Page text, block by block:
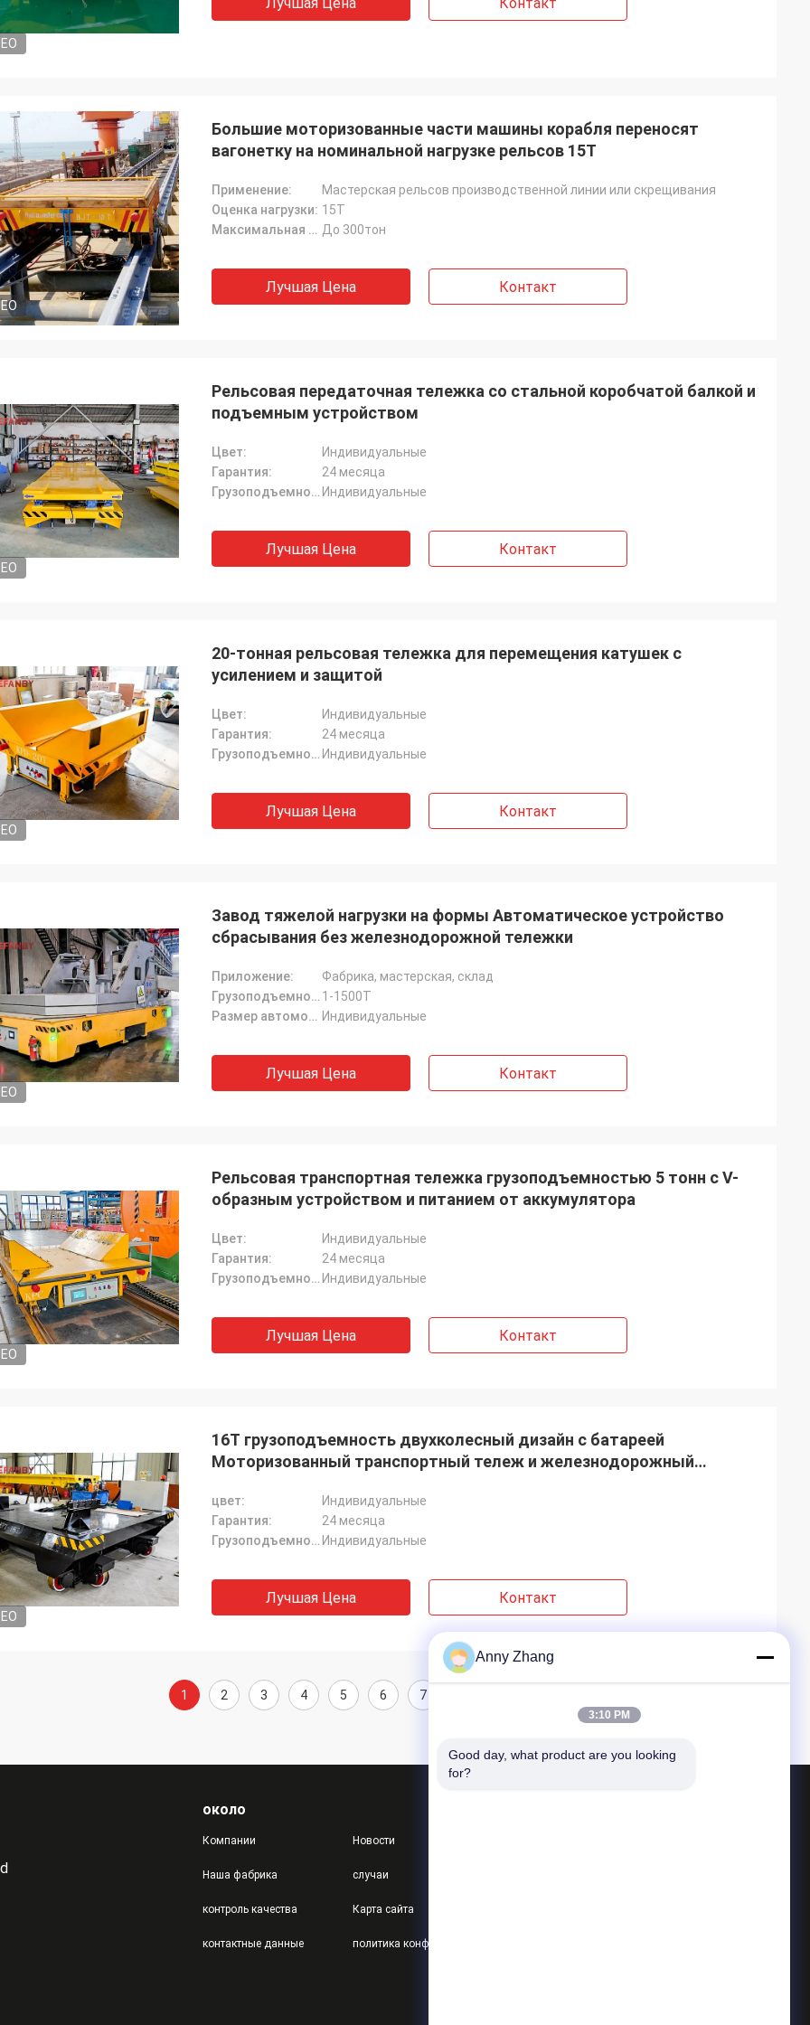
начинал работать в нашей
радостной для того чтобы
сотрудничество с вами.
Большие моторизованные части машины корабля переносят
вагонетку на номинальной нагрузке рельсов 15Т
Применение:
Мастерская рельсов производственной линии или скрещивания
Оценка нагрузки: 15T
Максимальная емкость: До 300тон
Лучшая Цена Контакт
Рельсовая передаточная тележка со стальной коробчатой балкой и
подъемным устройством
Цвет:
Индивидуальные
Гарантия:
24 месяца
Грузоподъемность: Индивидуальные
Лучшая Цена Контакт
20-тонная рельсовая тележка для перемещения катушек с
усилением и защитой
Цвет:
Индивидуальные
Гарантия:
24 месяца
Грузоподъемность: Индивидуальные
Лучшая Цена Контакт
Завод тяжелой нагрузки на формы Автоматическое устройство
сбрасывания без железнодорожной тележки
Приложение:
Фабрика, мастерская, склад
Грузоподъемность: 1-1500T
Размер автомобиля: Индивидуальные
Лучшая Цена Контакт
Рельсовая транспортная тележка грузоподъемностью 5 тонн с V-
образным устройством и питанием от аккумулятора
Цвет:
Индивидуальные
Гарантия:
24 месяца
Грузоподъемность: Индивидуальные
Лучшая Цена Контакт
16T грузоподъемность двухколесный дизайн с батареей
Моторизованный транспортный тележ и железнодорожный
цвет:
Индивидуальные
Гарантия:
24 месяца
Грузоподъемность: Индивидуальные
Лучшая Цена Контакт
1 2 3 4 5 6 7
около
Компании
Наша фабрика
контроль качества
контактные данные
Новости
случаи
Карта сайта
Anny Zhang
3:10 PM
Good day, what product are you looking
for?